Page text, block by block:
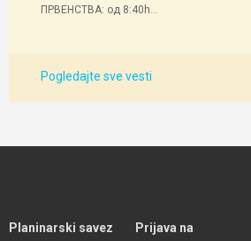
ПРВЕНСТВА: од 8:40h...
Pogledajte sve vesti
Planinarski savez
Prijava na